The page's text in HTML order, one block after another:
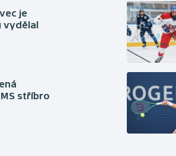
je
vydělal
stříbro